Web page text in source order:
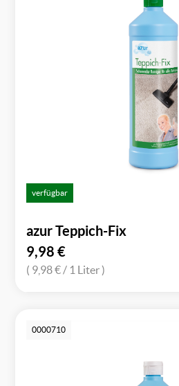
verfügbar
azur Teppich-Fix
9,98 €
( 9,98 €/ 1 Liter )
0000710